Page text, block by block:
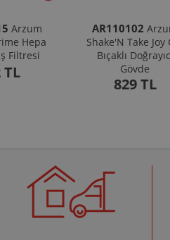
Arzum
Hepa
Filtresi
TL
AR110102
Shake'N Take Joy
Bıçaklı
Gövde
829 TL